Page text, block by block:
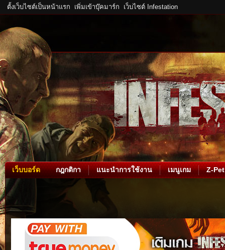
ตั้งเว็บไซต์เป็นหน้าแรก เพิ่มเข้าบุ๊คมาร์ก เว็บไซต์ Infestation
เว็บบอร์ด กฎกติกา แนะนำการใช้งาน เมนูเกม Z-Pet